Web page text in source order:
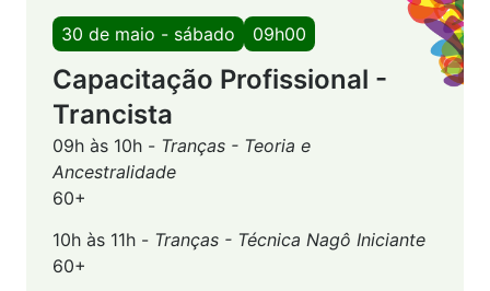
30 de maio - sábado 09h00
Capacitação Profissional -
Trancista
09h às 10h - Tranças - Teoria e
Ancestralidade
60+
10h às 11h - Tranças - Técnica Nagô Iniciante
60+